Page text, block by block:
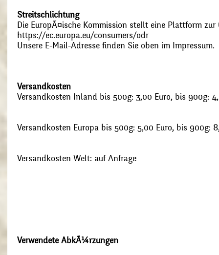
Streitschlichtung
Die EuropÃ¤ische Kommission stellt eine Plattform
https://ec.europa.eu/consumers/odr
Unsere E-Mail-Adresse finden Sie oben im Impressum.
Versandkosten
Versandkosten Inland bis 500g: 3,00 Euro, bis 900g:
Versandkosten Europa bis 500g: 5,00 Euro, bis 900g:
Versandkosten Welt: auf Anfrage
Verwendete AbkÃ¼rzungen